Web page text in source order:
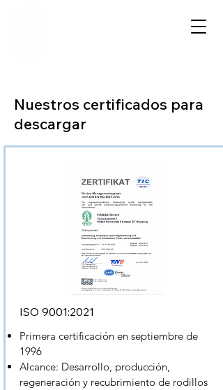
Nuestros certificados para
descargar
ISO 9001:2021
Primera certificación en septiembre de
1996
Alcance: Desarrollo, producción,
regeneración y recubrimiento de rodillos